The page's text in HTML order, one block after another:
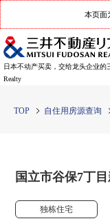
本页面
日本不动产买卖，交给龙头企业的
Realty
TOP 自住用房源查询
国立市谷保7丁
独栋住宅